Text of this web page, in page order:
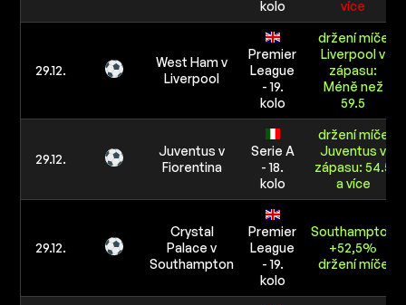
kolo více
29.12.
West Ham v
Liverpool
Premier
League
- 19.
kolo
držení míče
Liverpool v
zápasu:
Méně než
59.5
29.12.
Juventus v
Fiorentina
Serie A
- 18.
kolo
držení míče
Juventus v
zápasu: 54.5
a více
29.12.
Crystal
Palace v
Southampton
Premier
League
- 19.
kolo
Southampton
+52,5%
držení míče